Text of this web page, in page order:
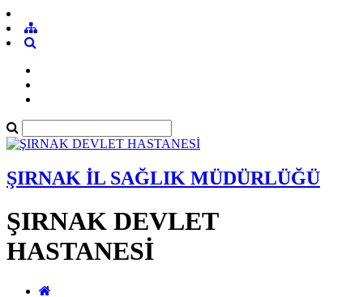
ŞIRNAK İL SAĞLIK MÜDÜRLÜĞÜ
ŞIRNAK DEVLET
HASTANESİ